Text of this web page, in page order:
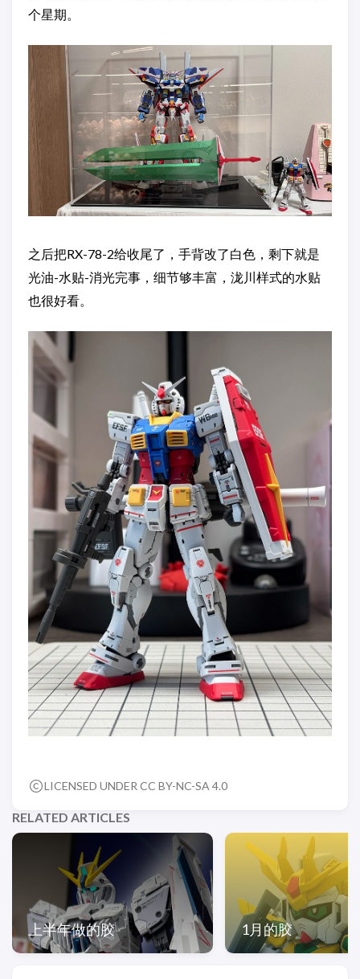
个星期。
之后把RX-78-2给收尾了，手背改了白色，剩下就是
光油-水贴-消光完事，细节够丰富，泷川样式的水贴
也很好看。
LICENSED UNDER CC BY-NC-SA 4.0
RELATED ARTICLES
上半年做的胶 1月的胶